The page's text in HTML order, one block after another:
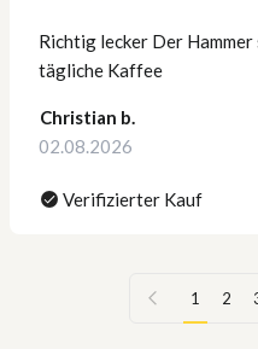
Richtig lecker Der
tägliche Kaffee
Christian b.
02.08.2026
Verifizierter Kauf
Vorherige Seite1 2